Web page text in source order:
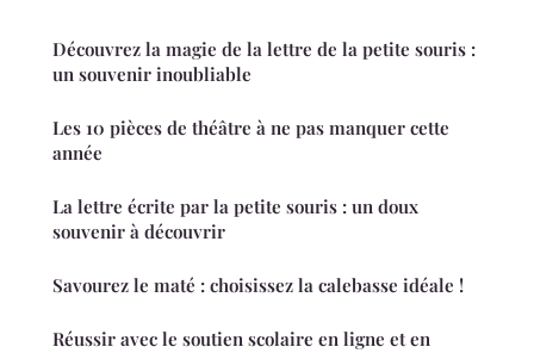
Découvrez la magie de la lettre de la petite souris :
un souvenir inoubliable
Les 10 pièces de théâtre à ne pas manquer cette
année
La lettre écrite par la petite souris : un doux
souvenir à découvrir
Savourez le maté : choisissez la calebasse idéale !
Réussir avec le soutien scolaire en ligne et en